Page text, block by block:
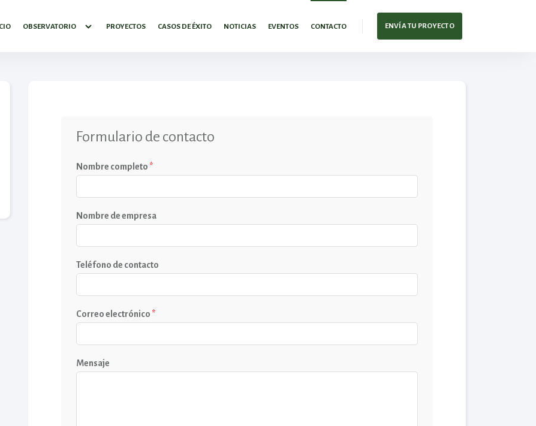
OBSERVATORIO PROYECTOS CASOS DE ÉXITO NOTICIAS EVENTOS CONTACTO ENVÍA TU PROYECTO
Formulario de contacto
Nombre completo *
Nombre de empresa
Teléfono de contacto
Correo electrónico *
Mensaje